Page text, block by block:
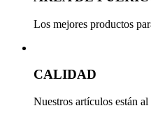
Los mejores productos
CALIDAD
Nuestros artículos están